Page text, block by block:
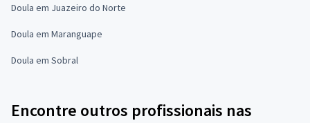
Doula em Juazeiro do Norte
Doula em Maranguape
Doula em Sobral
Encontre outros profissionais nas